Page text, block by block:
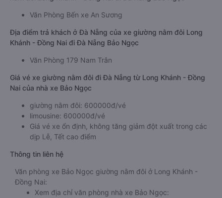
Văn Phòng Bến xe An Sương
Địa điểm trả khách ở Đà Nẵng của xe giường nằm đôi Long
Khánh - Đồng Nai đi Đà Nẵng Bảo Ngọc
Văn Phòng 179 Nam Trân
Giá vé xe giường nằm đôi đi Đà Nẵng từ Long Khánh - Đồng
Nai của nhà xe Bảo Ngọc
giường nằm đôi: 600000đ/vé
limousine: 600000đ/vé
Giá vé xe ổn định, không tăng giảm đột xuất trong các
dịp Lễ, Tết cao điểm
Thông tin liên hệ
Văn phòng xe Bảo Ngọc giường nằm đôi ở Long Khánh -
Đồng Nai:
Xem địa chỉ văn phòng nhà xe Bảo Ngọc: